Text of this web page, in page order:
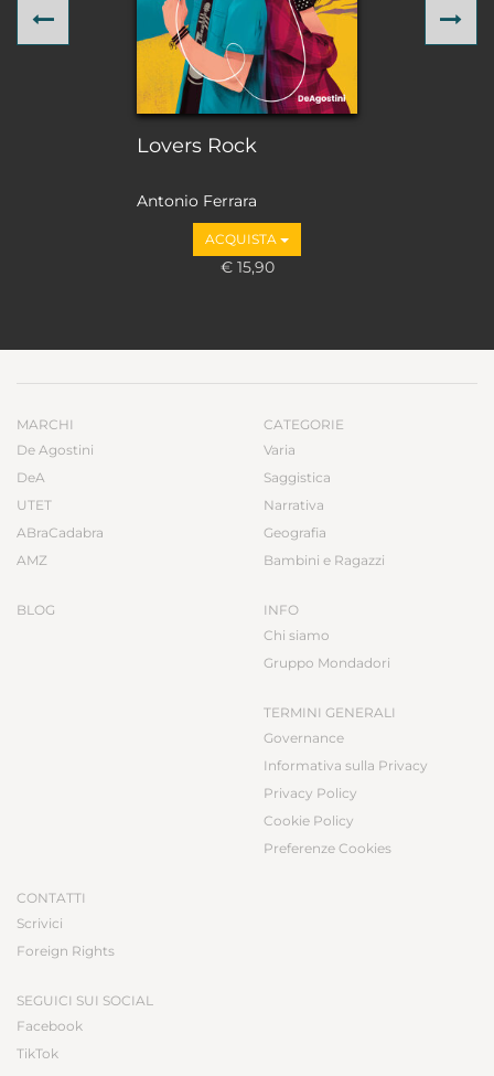
Lovers Rock
Antonio Ferrara
ACQUISTA
€ 15,90
Previous
MARCHI
De Agostini
DeA
UTET
ABraCadabra
AMZ
BLOG
CATEGORIE
Varia
Saggistica
Narrativa
Geografia
Bambini e Ragazzi
INFO
Chi siamo
Gruppo Mondadori
TERMINI GENERALI
Governance
Informativa sulla Privacy
Privacy Policy
Cookie Policy
Preferenze Cookies
CONTATTI
Scrivici
Foreign Rights
SEGUICI SUI SOCIAL
Facebook
TikTok